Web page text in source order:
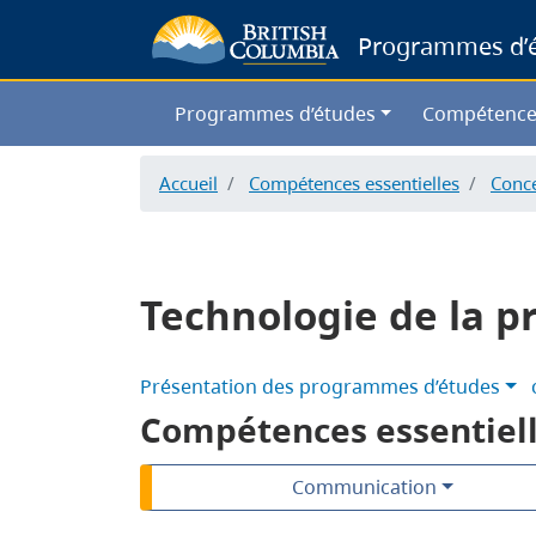
Programmes
Programmes d’études
Accueil Compétences essentielles
Technologie de la
Présentation des programmes d’études
Compétences
Communication